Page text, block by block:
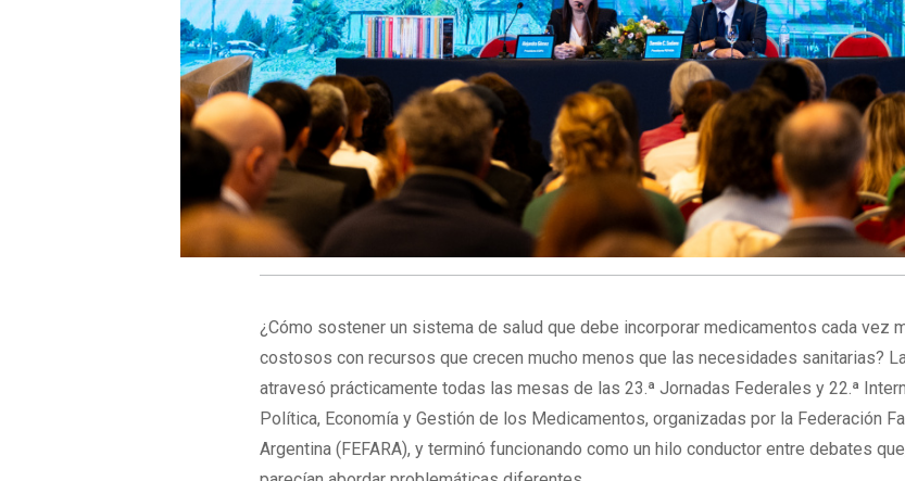
¿Cómo sostener un sistema de salud que debe incorporar medicamentos cada vez
costosos con recursos que crecen mucho menos que las necesidades sanitarias?
atravesó prácticamente todas las mesas de las 23.ª Jornadas Federales y 22.ª
Política, Economía y Gestión de los Medicamentos, organizadas por la Federación
Argentina (FEFARA), y terminó funcionando como un hilo conductor entre debates